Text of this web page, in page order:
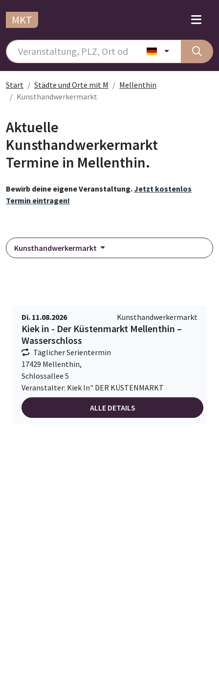
MKT
Start Städte und Orte mit M
Mellenthin
Kunsthandwerkermarkt
Aktuelle
Kunsthandwerkermarkt
Termine in Mellenthin.
Bewirb deine eigene Veranstaltung.Jetzt kostenlos
Termin eintragen!
Kunsthandwerkermarkt
Di. 11.08.2026 Kunsthandwerkermarkt
Kiek in - Der Küstenmarkt Mellenthin –
Wasserschloss
Täglicher Serientermin
17429 Mellenthin,
Schlossallee 5
Veranstalter: Kiek In" DER KÜSTENMARKT
ALLE DETAILS